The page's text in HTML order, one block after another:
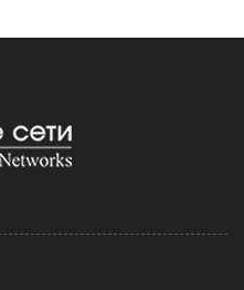
для работы, связи
Монтаж можно выполнить